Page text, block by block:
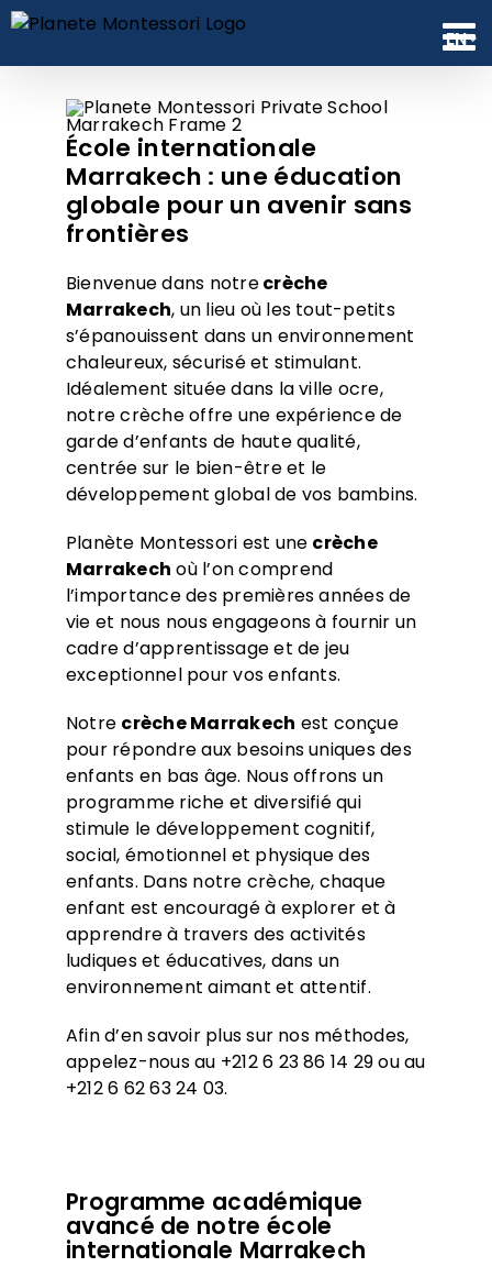
Skip
content
EN
École internationale
Marrakech : une éducation
globale pour un avenir sans
frontières
Bienvenue dans notrecrèche
Marrakech, un lieu où les tout-petits
s’épanouissent dans un environnement
chaleureux, sécurisé et stimulant.
Idéalement située dans la ville ocre,
notre crèche offre une expérience de
garde d’enfants de haute qualité,
centrée sur le bien-être et le
développement global de vos bambins.
Planète Montessori est une crèche
Marrakech où l’on comprend
l’importance des premières années de
vie et nous nous engageons à fournir un
cadre d’apprentissage et de jeu
exceptionnel pour vos enfants.
Notre crècheMarrakech est conçue
pour répondre aux besoins uniques des
enfants en bas âge. Nous offrons un
programme riche et diversifié qui
stimule le développement cognitif,
social, émotionnel et physique des
enfants. Dans notre crèche, chaque
enfant est encouragé à explorer et à
apprendre à travers des activités
ludiques et éducatives, dans un
environnement aimant et attentif.
Afin d’en savoir plus sur nos méthodes,
appelez-nous au +212 6 23 86 14 29 ou au
+212 6 62 63 24 03.
Programme académique
avancé de notre école
internationale Marrakech